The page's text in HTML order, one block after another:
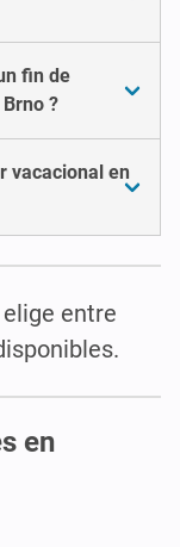
fin de
?
vacacional en
elige entre
en